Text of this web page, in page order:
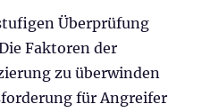
Überprüfung
Faktoren der
zu überwinden
für Angreifer